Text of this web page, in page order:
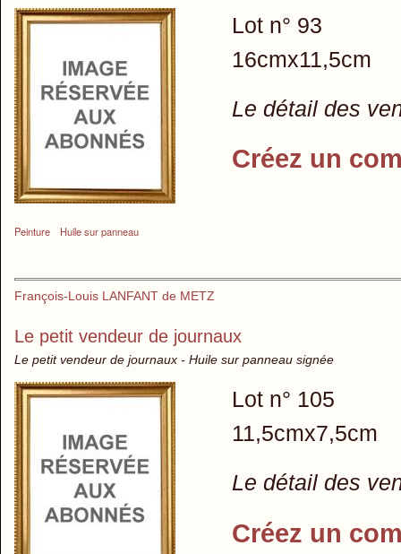
Peinture Huile sur panneau
Lot n° 93
16cmx11,5cm
Le détail des
Créez un
François-Louis LANFANT de METZ
Le petit vendeur de journaux
Le petit vendeur de journaux - Huile sur panneau signée
Lot n° 105
11,5cmx7,5cm
Le détail des
Créez un